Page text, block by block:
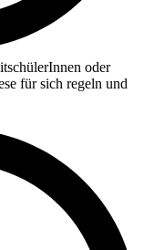
oder
für sich regeln und